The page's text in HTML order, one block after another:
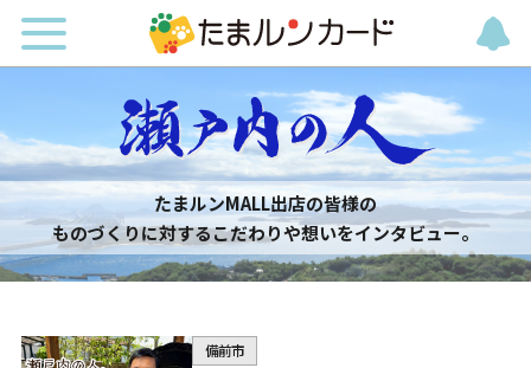
たまルンMALL出店の皆様の
ものづくりに対するこだわりや想いをインタビュー。
備前市